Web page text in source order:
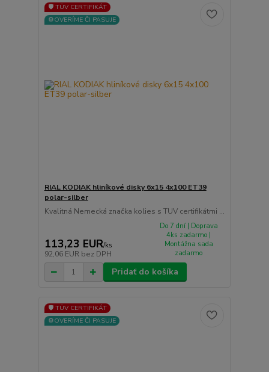
🛡️ TÜV CERTIFIKÁT
⚙️OVERÍME ČI PASUJE
RIAL KODIAK hliníkové disky 6x15 4x100 ET39
polar-silber
Kvalitná Nemecká značka kolies s TUV certifikátmi ...
113,23 EUR/ks
92,06 EUR bez DPH
Do 7 dní | Doprava
4ks zadarmo |
Montážna sada
zadarmo
Pridať do košíka
🛡️ TÜV CERTIFIKÁT
⚙️OVERÍME ČI PASUJE